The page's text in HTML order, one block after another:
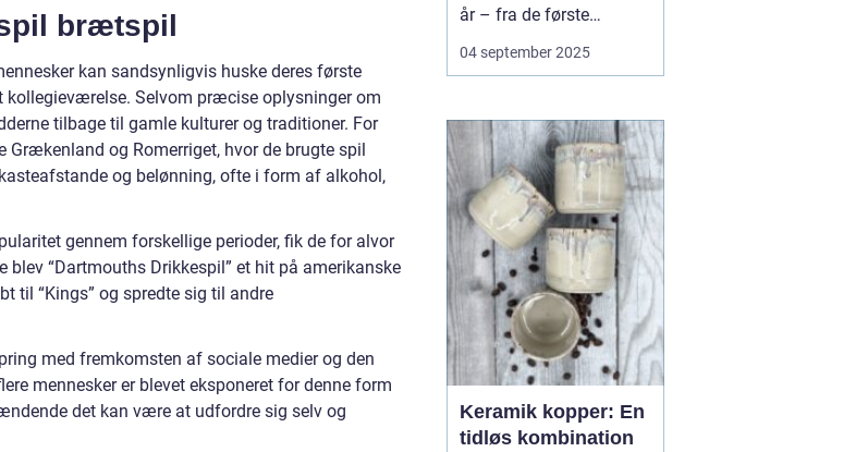
brætspil
kan sandsynligvis huske deres første
kollegieværelse. Selvom præcise oplysninger om
tilbage til gamle kulturer og traditioner. For
og Romerriget, hvor de brugte spil
og belønning, ofte i form af alkohol,
gennem forskellige perioder, fik de for alvor
blev “Dartmouths Drikkespil” et hit på amerikanske
til “Kings” og spredte sig til andre
med fremkomsten af sociale medier og den
mennesker er blevet eksponeret for denne form
det kan være at udfordre sig selv og
år – fra de første
lerkrukker til nutidens
kunstneriske værker. Det
håndværkstradition, der
både har praktisk og
kulturel betydning, og
som samtidig giver pla...
04 september 2025
Keramik kopper: En
tidløs kombination